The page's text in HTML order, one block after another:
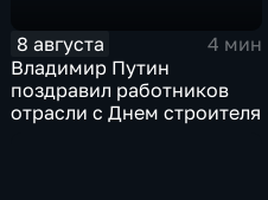
8 августа
4 мин
Владимир Путин
поздравил работников
отрасли с Днем строителя